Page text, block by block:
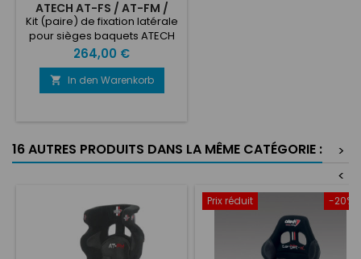
ATECH AT-FS / AT-FM /
AT-FH
Kit (paire) de fixation latérale
pour sièges baquets ATECH
AT-FS / AT-FM / AT-FH Poids :
3 320 gr
Preis
264,00 €
 In den Warenkorb
16 AUTRES PRODUITS DANS LA MÊME CATÉGORIE :
>
<
-20%
Prix réduit